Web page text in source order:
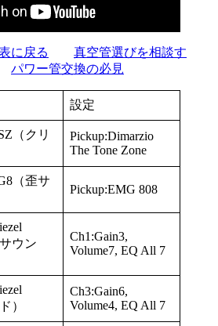
に戻る
真空管選びを相談す
パワー管交換の必見
設定
（クリ
Pickup:Dimarzio
The Tone Zone
（歪サ
Pickup:EMG 808
ウン
Ch1:Gain3,
Volume7, EQ All 7
）
Ch3:Gain6,
Volume4, EQ All 7